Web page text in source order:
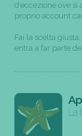
d’eccezione ove
proprio account
Fai la scelta giusta,
entra a far parte
La